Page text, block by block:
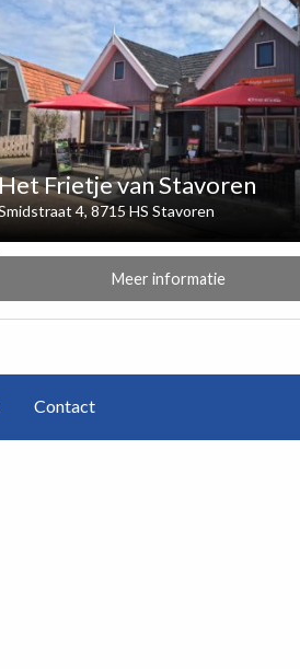
Frietje van Stavoren
4, 8715 HS Stavoren
Meer informatie
Contact